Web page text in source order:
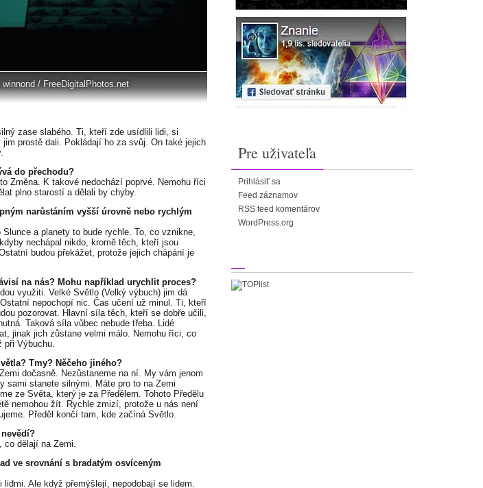
/ FreeDigitalPhotos.net
zase slabého. Ti, kteří zde usídlili lidi, si
prostě dali. Pokládají ho za svůj. On také jejich
do přechodu?
Změna. K takové nedochází poprvé. Nemohu říci
plno starostí a dělali by chyby.
narůstáním vyšší úrovně nebo rychlým
a planety to bude rychle. To, co vznikne,
nechápal nikdo, kromě těch, kteří jsou
budou překážet, protože jejich chápání je
na nás? Mohu například urychlit proces?
využiti. Velké Světlo (Velký výbuch) jim dá
nepochopí nic. Čas učení už minul. Ti, kteří
pozorovat. Hlavní síla těch, kteří se dobře učili,
Taková síla vůbec nebude třeba. Lidé
jinak jich zůstane velmi málo. Nemohu říci, co
při Výbuchu.
Tmy? Něčeho jiného?
dočasně. Nezůstaneme na ní. My vám jenom
sami stanete silnými. Máte pro to na Zemi
ze Světa, který je za Předělem. Tohoto Předělu
nemohou žít. Rychle zmizí, protože u nás není
Předěl končí tam, kde začíná Světlo.
co dělají na Zemi.
ve srovnání s bradatým osvíceným
Ale když přemýšlejí, nepodobají se lidem.
Pre uživateľa
Prihlásiť sa
Feed záznamov
RSS feed komentárov
WordPress.org